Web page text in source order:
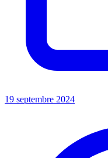
19 septembre 2024